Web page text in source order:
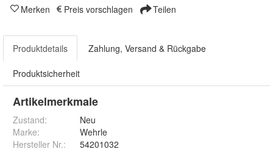
Merken Preis vorschlagen Teilen
Produktdetails Zahlung, Versand & Rückgabe
Produktsicherheit
Artikelmerkmale
Zustand:
Neu
Marke:
Wehrle
Hersteller Nr.:
54201032